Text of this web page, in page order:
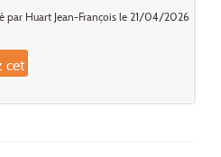
par Huart Jean-François le 21/04/2026
cet